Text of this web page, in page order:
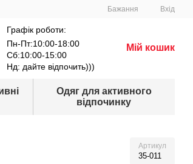
Бажання Вхід
Графік роботи:
Пн-Пт:10:00-18:00
Сб:10:00-15:00
Нд: дайте відпочить)))
Мій кошик
Одяг для активного
відпочинку
Артикул
35-011